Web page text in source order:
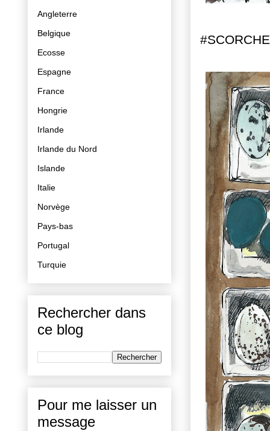
Angleterre
Belgique
Ecosse
Espagne
France
Hongrie
Irlande
Irlande du Nord
Islande
Italie
Norvège
Pays-bas
Portugal
Turquie
Rechercher dans
ce blog
Pour me laisser un
message